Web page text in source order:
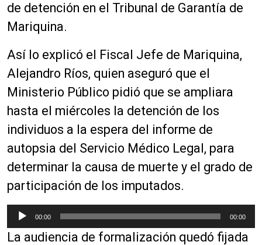
de detención en el Tribunal de Garantía de
Mariquina.
Así lo explicó el Fiscal Jefe de Mariquina,
Alejandro Ríos, quien aseguró que el
Ministerio Público pidió que se ampliara
hasta el miércoles la detención de los
individuos a la espera del informe de
autopsia del Servicio Médico Legal, para
determinar la causa de muerte y el grado de
participación de los imputados.
e
p
00:00 00:00
La audiencia de formalización quedó fijada